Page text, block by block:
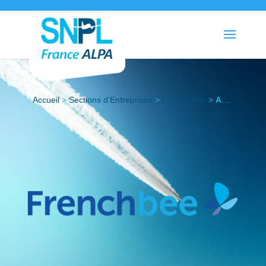
Accueil>Sections d’Entreprises > French Bee > Actualités